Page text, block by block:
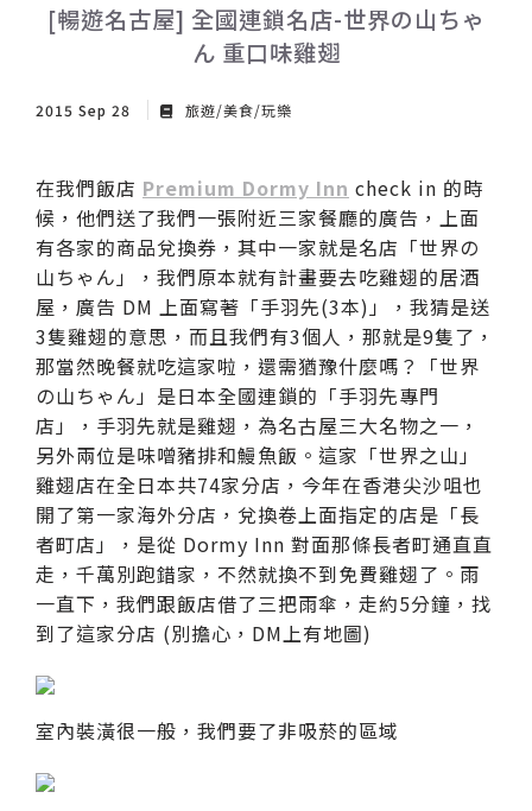
[暢遊名古屋] 全國連鎖名店-世界の山ちゃ
ん 重口味雞翅
2015 Sep 28 旅遊/美食/玩樂
在我們飯店 Premium Dormy Inn check in 的時
候，他們送了我們一張附近三家餐廳的廣告，上面
有各家的商品兌換券，其中一家就是名店「世界の
山ちゃん」，我們原本就有計畫要去吃雞翅的居酒
屋，廣告 DM 上面寫著「手羽先(3本)」，我猜是送
3隻雞翅的意思，而且我們有3個人，那就是9隻了，
那當然晚餐就吃這家啦，還需猶豫什麼嗎？「世界
の山ちゃん」是日本全國連鎖的「手羽先專門
店」，手羽先就是雞翅，為名古屋三大名物之一，
另外兩位是味噌豬排和鰻魚飯。這家「世界之山」
雞翅店在全日本共74家分店，今年在香港尖沙咀也
開了第一家海外分店，兌換卷上面指定的店是「長
者町店」，是從 Dormy Inn 對面那條長者町通直直
走，千萬別跑錯家，不然就換不到免費雞翅了。雨
一直下，我們跟飯店借了三把雨傘，走約5分鐘，找
到了這家分店 (別擔心，DM上有地圖)
室內裝潢很一般，我們要了非吸菸的區域